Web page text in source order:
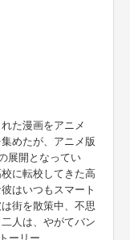
た漫画をアニメ
めたが、アニメ版
展開となってい
に転校してきた高
はいつもスマート
街を散策中、不思
人は、やがてバン